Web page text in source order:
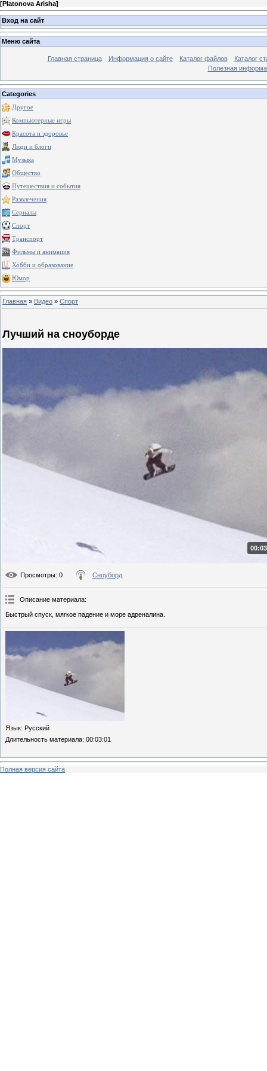
[Platonova Arisha]
Вход на сайт
Меню сайта
Главная страница Информация о сайте Каталог файлов
Каталог
Полезная
Categories
Другое
Компьютерные игры
Красота и здоровье
Люди и блоги
Музыка
Общество
Путешествия и события
Развлечения
Сериалы
Спорт
Транспорт
Фильмы и анимация
Хобби и образование
Юмор
Главная » Видео » Спорт
Лучший на сноуборде
Просмотры: 0 Сноуборд
Описание материала:
Быстрый спуск, мягкое падение и море адреналина.
Язык: Русский
Длительность материала: 00:03:01
Полная версия сайта